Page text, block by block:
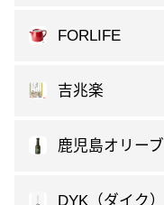
FORLIFE
吉兆楽
鹿児島オリーブ
DYK（ダイク）